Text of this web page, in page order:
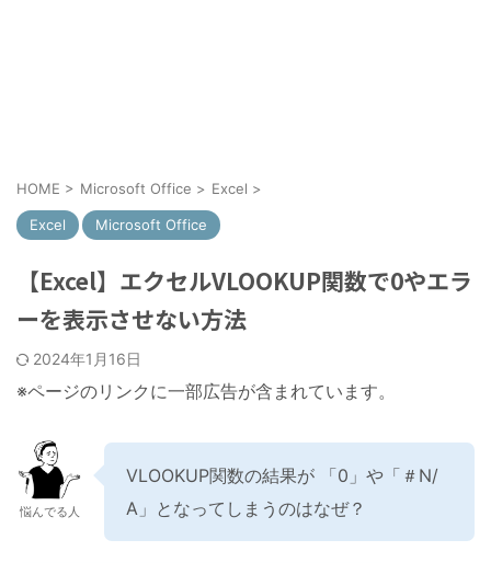
HOME > Microsoft Office > Excel >
Excel Microsoft Office
【Excel】エクセルVLOOKUP関数で0やエラ
ーを表示させない方法
2024年1月16日
※ページのリンクに一部広告が含まれています。
悩んでる人
VLOOKUP関数の結果が 「0」や「＃N/
A」となってしまうのはなぜ？